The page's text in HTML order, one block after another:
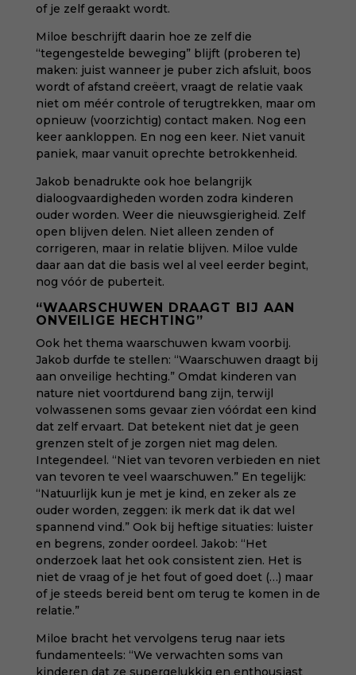
of je zelf geraakt wordt.
Miloe beschrijft daarin hoe ze zelf die
“tegengestelde beweging” blijft (proberen te)
maken: juist wanneer je puber zich afsluit, boos
wordt of afstand creëert, vraagt de relatie vaak
niet om méér controle of terugtrekken, maar om
opnieuw (voorzichtig) contact maken. Nog een
keer aankloppen. En nog een keer. Niet vanuit
paniek, maar vanuit oprechte betrokkenheid.
Jakob benadrukte ook hoe belangrijk
dialoogvaardigheden worden zodra kinderen
ouder worden. Weer die nieuwsgierigheid. Zelf
open blijven delen. Niet alleen zenden of
corrigeren, maar in relatie blijven. Miloe vulde
daar aan dat die basis wel al veel eerder begint,
nog vóór de puberteit.
“WAARSCHUWEN DRAAGT BIJ AAN
ONVEILIGE HECHTING”
Ook het thema waarschuwen kwam voorbij.
Jakob durfde te stellen: “Waarschuwen draagt bij
aan onveilige hechting.” Omdat kinderen van
nature niet voortdurend bang zijn, terwijl
volwassenen soms gevaar zien vóórdat een kind
dat zelf ervaart. Dat betekent niet dat je geen
grenzen stelt of je zorgen niet mag delen.
Integendeel. “Niet van tevoren verbieden en niet
van tevoren te veel waarschuwen.” En tegelijk:
“Natuurlijk kun je met je kind, en zeker als ze
ouder worden, zeggen: ik merk dat ik dat wel
spannend vind.” Ook bij heftige situaties: luister
en begrens, zonder oordeel. Jakob: “Het
onderzoek laat het ook consistent zien. Het is
niet de vraag of je het fout of goed doet (…) maar
of je steeds bereid bent om terug te komen in de
relatie.”
Miloe bracht het vervolgens terug naar iets
fundamenteels: “We verwachten soms van
kinderen dat ze supergelukkig en enthousiast